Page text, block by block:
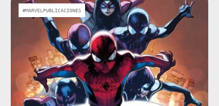
#MARVELPUBLICACIONES